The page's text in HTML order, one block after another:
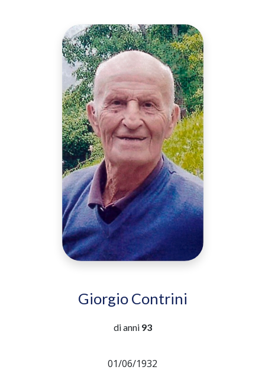
Giorgio Contrini
di anni 93
01/06/1932